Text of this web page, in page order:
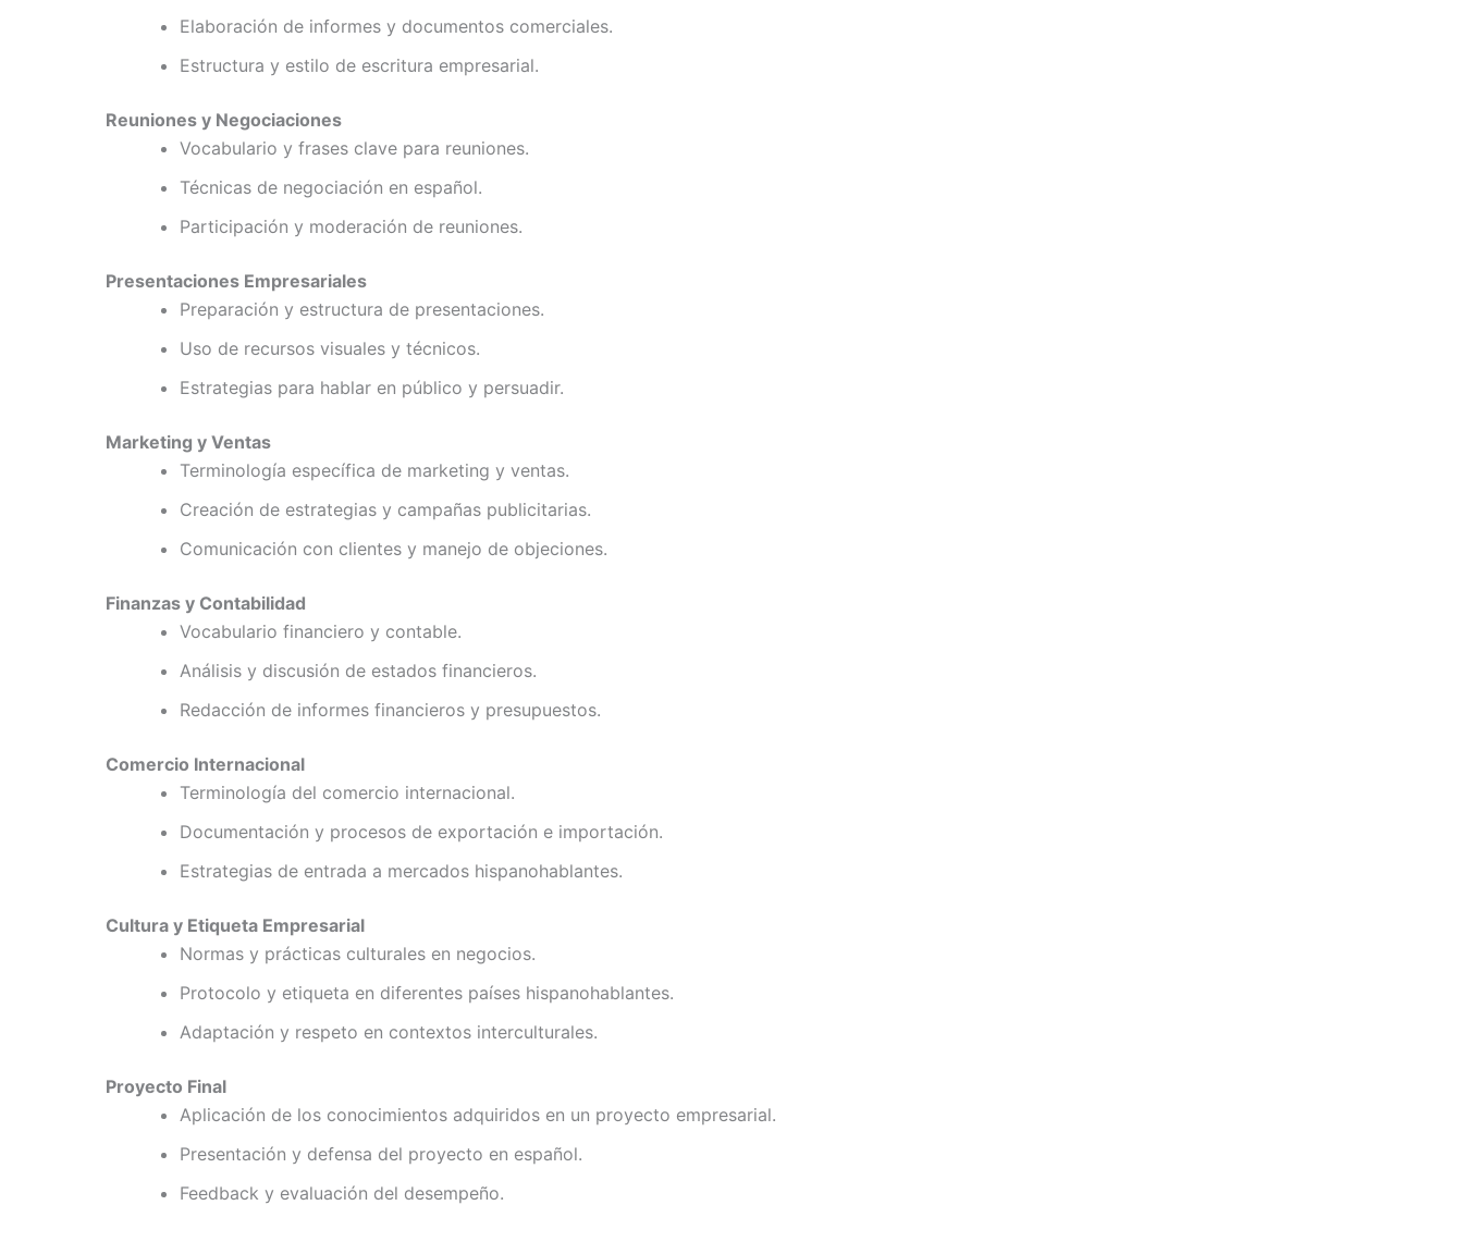
Elaboración de informes y documentos comerciales.
Estructura y estilo de escritura empresarial.
Reuniones y Negociaciones
Vocabulario y frases clave para reuniones.
Técnicas de negociación en español.
Participación y moderación de reuniones.
Presentaciones Empresariales
Preparación y estructura de presentaciones.
Uso de recursos visuales y técnicos.
Estrategias para hablar en público y persuadir.
Marketing y Ventas
Terminología específica de marketing y ventas.
Creación de estrategias y campañas publicitarias.
Comunicación con clientes y manejo de objeciones.
Finanzas y Contabilidad
Vocabulario financiero y contable.
Análisis y discusión de estados financieros.
Redacción de informes financieros y presupuestos.
Comercio Internacional
Terminología del comercio internacional.
Documentación y procesos de exportación e importación.
Estrategias de entrada a mercados hispanohablantes.
Cultura y Etiqueta Empresarial
Normas y prácticas culturales en negocios.
Protocolo y etiqueta en diferentes países hispanohablantes.
Adaptación y respeto en contextos interculturales.
Proyecto Final
Aplicación de los conocimientos adquiridos en un proyecto empresarial.
Presentación y defensa del proyecto en español.
Feedback y evaluación del desempeño.